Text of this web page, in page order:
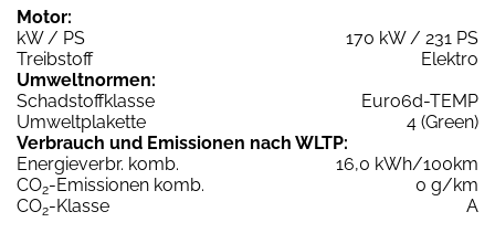
Motor:
kW / PS
170 kW / 231 PS
Treibstoff
Elektro
Umweltnormen:
Schadstoffklasse
Euro6d-TEMP
Umweltplakette
4 (Green)
Verbrauch und Emissionen nach WLTP:
Energieverbr. komb.
16,0 kWh/100km
CO2-Emissionen komb.
0 g/km
CO2-Klasse
A